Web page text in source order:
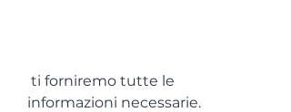
informazioni necessarie.